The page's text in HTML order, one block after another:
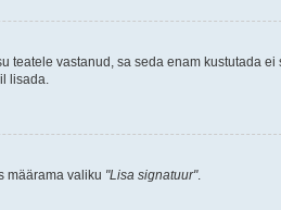
teatele vastanud, sa seda enam kustutada ei
lisada.
määrama valiku "Lisa signatuur".